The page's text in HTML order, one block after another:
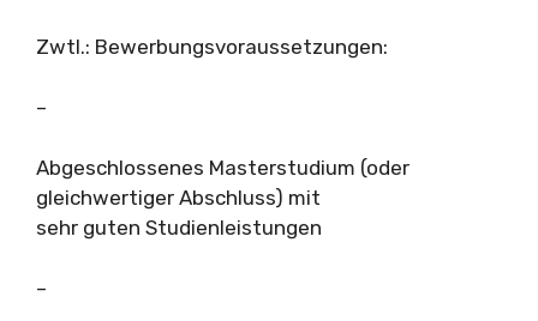
Zwtl.: Bewerbungsvoraussetzungen:
–
Abgeschlossenes Masterstudium (oder
gleichwertiger Abschluss) mit
sehr guten Studienleistungen
–